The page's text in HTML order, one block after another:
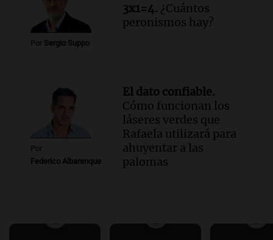
Por Sergio Suppo
3x1=4. ¿Cuántos
peronismos hay?
Por
Federico Albarenque
El dato confiable.
Cómo funcionan los
láseres verdes que
Rafaela utilizará para
ahuyentar a las
palomas